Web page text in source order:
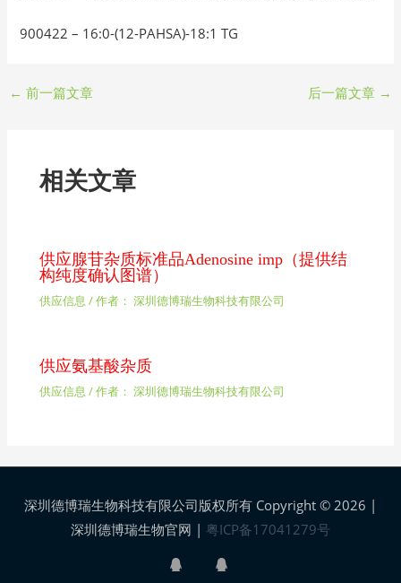
900422 – 16:0-(12-PAHSA)-18:1 TG
← 前一篇文章 后一篇文章 →
相关文章
供应腺苷杂质标准品Adenosine imp（提供结
构纯度确认图谱）
供应信息 / 作者： 深圳德博瑞生物科技有限公司
供应氨基酸杂质
供应信息 / 作者： 深圳德博瑞生物科技有限公司
深圳德博瑞生物科技有限公司版权所有 Copyright © 2026 |
深圳德博瑞生物官网 | 粤ICP备17041279号